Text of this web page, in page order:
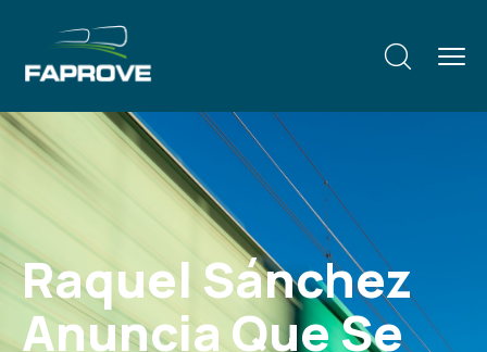
Raquel Sánchez
Anuncia Que Se